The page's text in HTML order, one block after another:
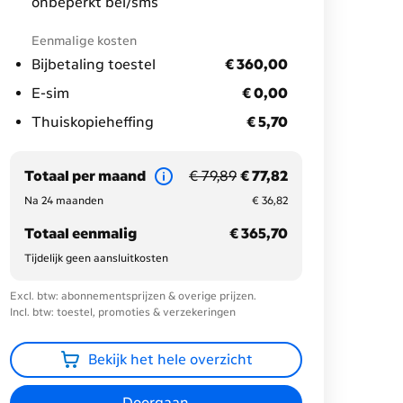
Eenmalige kosten
Bijbetaling toestel € 360,00
€ 360,00
E-sim
€ 0,00
€ 0,00
Thuiskopieheffing
€ 5,70
€ 5,70
Totaal per maand voorheen € 79,89
€ 79,89
nu met korting € 77,82
€ 77,82
Na 24 maanden € 36,82
€ 36,82
Totaal eenmalig € 365,70
€ 365,70
Tijdelijk geen aansluitkosten
Excl. btw: abonnementsprijzen & overige prijzen.
Incl. btw: toestel, promoties & verzekeringen
Bekijk het hele overzicht